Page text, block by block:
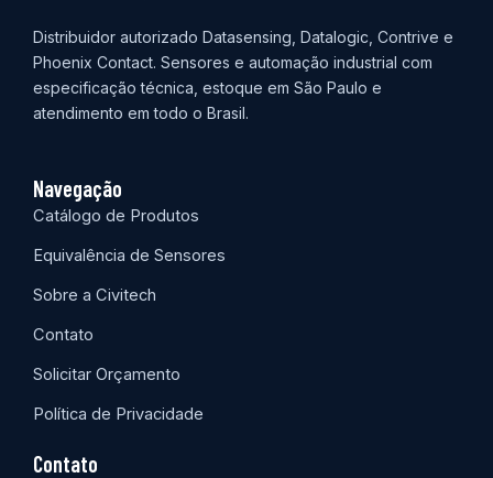
Distribuidor autorizado Datasensing, Datalogic, Contrive e
Phoenix Contact. Sensores e automação industrial com
especificação técnica, estoque em São Paulo e
atendimento em todo o Brasil.
Navegação
Catálogo de Produtos
Equivalência de Sensores
Sobre a Civitech
Contato
Solicitar Orçamento
Política de Privacidade
Contato